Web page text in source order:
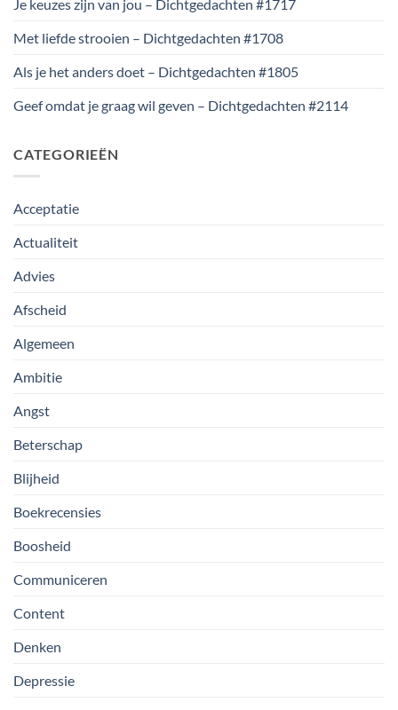
Je keuzes zijn van jou – Dichtgedachten #1717
Met liefde strooien – Dichtgedachten #1708
Als je het anders doet – Dichtgedachten #1805
Geef omdat je graag wil geven – Dichtgedachten #2114
CATEGORIEËN
Acceptatie
Actualiteit
Advies
Afscheid
Algemeen
Ambitie
Angst
Beterschap
Blijheid
Boekrecensies
Boosheid
Communiceren
Content
Denken
Depressie